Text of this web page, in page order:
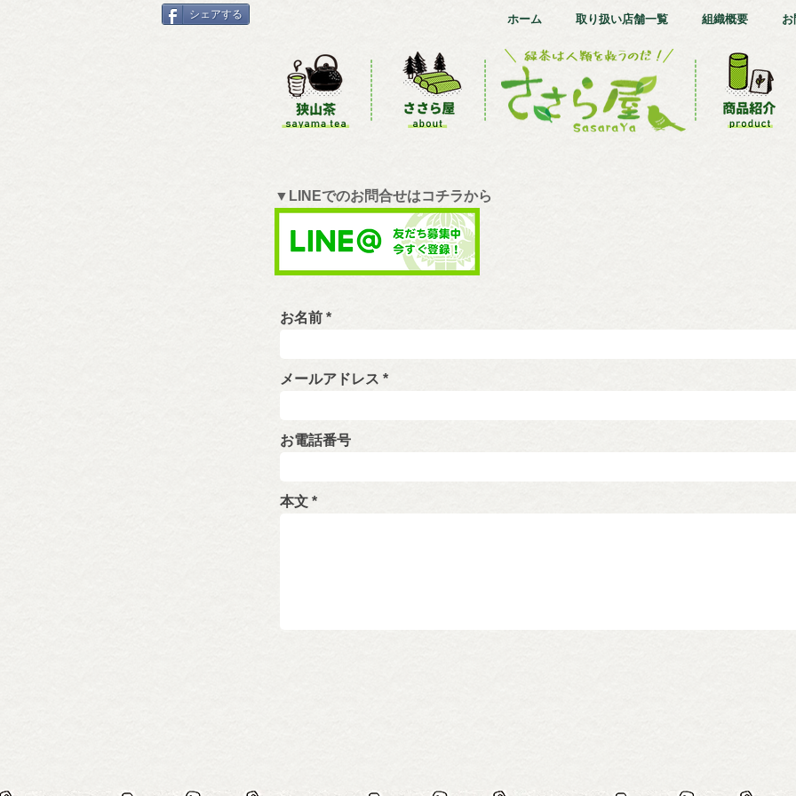
シェアする ホーム 取り扱い店舗一覧 組織概要
▼LINEでのお問合せはコチラから
お名前
メールアドレス
お電話番号
本文